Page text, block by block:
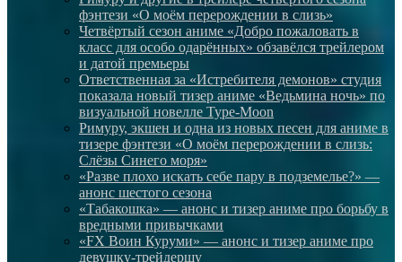
фэнтези «О моём перерождении в слизь»
Четвёртый сезон аниме «Добро пожаловать в
класс для особо одарённых» обзавёлся трейлером
и датой премьеры
Ответственная за «Истребителя демонов» студия
показала новый тизер аниме «Ведьмина ночь» по
визуальной новелле Type-Moon
Римуру, экшен и одна из новых песен для аниме в
тизере фэнтези «О моём перерождении в слизь:
Слёзы Синего моря»
«Разве плохо искать себе пару в подземелье?» —
анонс шестого сезона
«Табакошка» — анонс и тизер аниме про борьбу в
вредными привычками
«FX Воин Куруми» — анонс и тизер аниме про
девушку-трейдершу